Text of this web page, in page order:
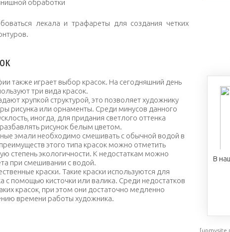
обработки
лекала и трафареты для создания четких
также играет выбор красок. На сегодняшний день
три вида красок.
хрупкой структурой, это позволяет художнику
рисунка или орнаменты. Среди минусов данного
иногда, для придания светлого оттенка
рисунок белым цветом.
эмали необходимо смешивать с обычной водой в
этого типа красок можно отметить
степень экологичности. К недостаткам можно
при смешивании с водой.
краски. Такие краски используются для
с помощью кисточки или валика. Среди недостатков
красок, при этом они достаточно медленно
времени работы художника.
В
[upmysite